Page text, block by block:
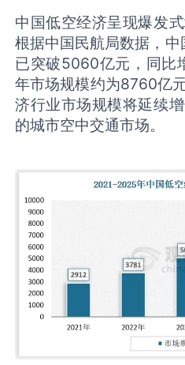
中国低空经济呈现爆发
根据中国民航局数据，
已突破5060亿元，同比
年市场规模约为8760亿
济行业市场规模将延续
的城市空中交通市场。